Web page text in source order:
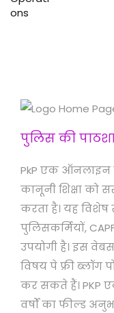
पुलिस की
PkP एक ऑनलाइन
कानूनी शिक्षा को
करता है। यह विशेष
पुलिसकर्मियों,
उपयोगी है। इस
विषय पे फ्री ब्लॉग
कर सकते हैं। PKP
वर्षों का फील्ड